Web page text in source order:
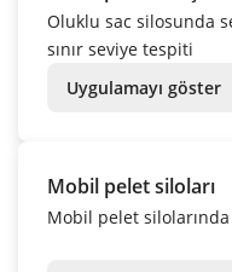
Oluklu sac silosunda
sınır seviye tespiti
Uygulamayı göster
Mobil pelet siloları
Mobil pelet